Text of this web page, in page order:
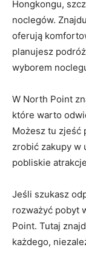
Hongkongu,
noclegów.
oferują
⁢planujesz
wyborem
W North Point
które warto
Możesz tu zjeść
zrobić zakupy w
pobliskie
Jeśli szukasz
rozważyć​ pobyt‍
Point. Tutaj
każdego,